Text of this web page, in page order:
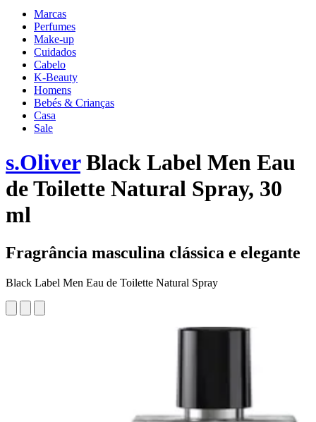
Marcas
Perfumes
Make-up
Cuidados
Cabelo
K-Beauty
Homens
Bebés & Crianças
Casa
Sale
s.OliverBlack Label Men Eau
de Toilette Natural Spray, 30
ml
Fragrância masculina clássica e elegante
Black Label Men Eau de Toilette Natural Spray